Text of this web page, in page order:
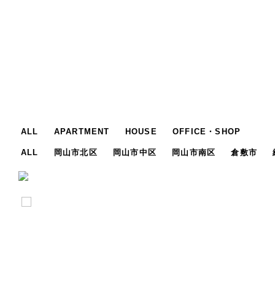
ALL APARTMENT HOUSE OFFICE・SHOP
ALL 岡山市北区 岡山市中区 岡山市南区 倉敷市